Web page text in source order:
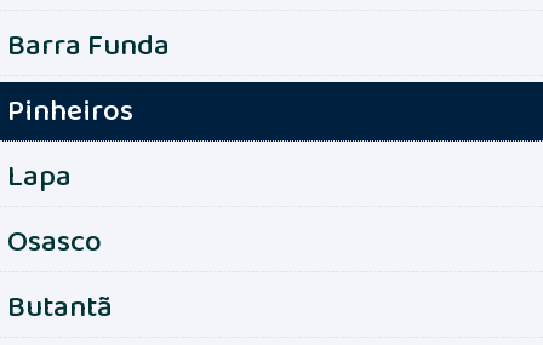
Barra Funda
Pinheiros
Lapa
Osasco
Butantã